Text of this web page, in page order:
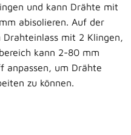
und kann Drähte mit
abisolieren. Auf der
mit 2 Klingen,
kann 2-80 mm
anpassen, um Drähte
zu können.